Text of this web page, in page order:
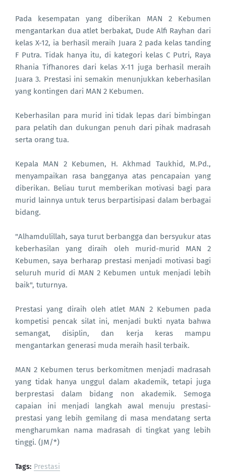
Pada kesempatan yang diberikan MAN 2 Kebumen
mengantarkan dua atlet berbakat, Dude Alfi Rayhan dari
kelas X-12, ia berhasil meraih Juara 2 pada kelas tanding
F Putra. Tidak hanya itu, di kategori kelas C Putri, Raya
Rhania Tifhanores dari kelas X-11 juga berhasil meraih
Juara 3. Prestasi ini semakin menunjukkan keberhasilan
yang kontingen dari MAN 2 Kebumen.
Keberhasilan para murid ini tidak lepas dari bimbingan
para pelatih dan dukungan penuh dari pihak madrasah
serta orang tua.
Kepala MAN 2 Kebumen, H. Akhmad Taukhid, M.Pd.,
menyampaikan rasa bangganya atas pencapaian yang
diberikan. Beliau turut memberikan motivasi bagi para
murid lainnya untuk terus berpartisipasi dalam berbagai
bidang.
"Alhamdulillah, saya turut berbangga dan bersyukur atas
keberhasilan yang diraih oleh murid-murid MAN 2
Kebumen, saya berharap prestasi menjadi motivasi bagi
seluruh murid di MAN 2 Kebumen untuk menjadi lebih
baik", tuturnya.
Prestasi yang diraih oleh atlet MAN 2 Kebumen pada
kompetisi pencak silat ini, menjadi bukti nyata bahwa
semangat, disiplin, dan kerja keras mampu
mengantarkan generasi muda meraih hasil terbaik.
MAN 2 Kebumen terus berkomitmen menjadi madrasah
yang tidak hanya unggul dalam akademik, tetapi juga
berprestasi dalam bidang non akademik. Semoga
capaian ini menjadi langkah awal menuju prestasi-
prestasi yang lebih gemilang di masa mendatang serta
mengharumkan nama madrasah di tingkat yang lebih
tinggi. (JM/*)
Tags: Prestasi